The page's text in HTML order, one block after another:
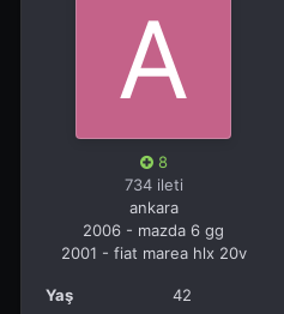
8
734 ileti
ankara
2006 - mazda 6 gg
2001 - fiat marea hlx 20v
Yaş 42